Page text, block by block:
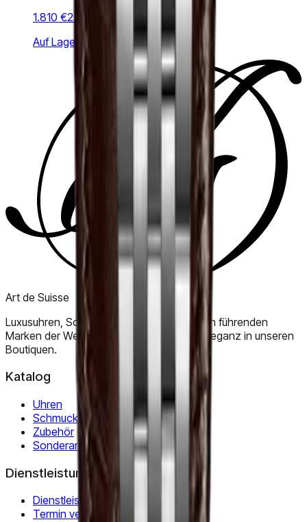
1.810 €2.585 €
Auf Lager
Art de Suisse
Luxusuhren, Schmuck und Accessoires von führenden
Marken der Welt. Entdecken Sie zeitlose Eleganz in unseren
Boutiquen.
Katalog
Uhren
Schmuck
Zubehör
Sonderangebote
Dienstleistungen
Dienstleistungen
Termin vereinbaren